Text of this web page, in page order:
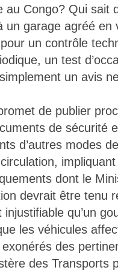
au Congo? Qui sait
un garage agréé en
un contrôle
un test
un avis
de publier
de sécurité
d’autres modes
dont le
devrait être tenu
injustifiable qu’un
les véhicules
exonérés des
des Transports